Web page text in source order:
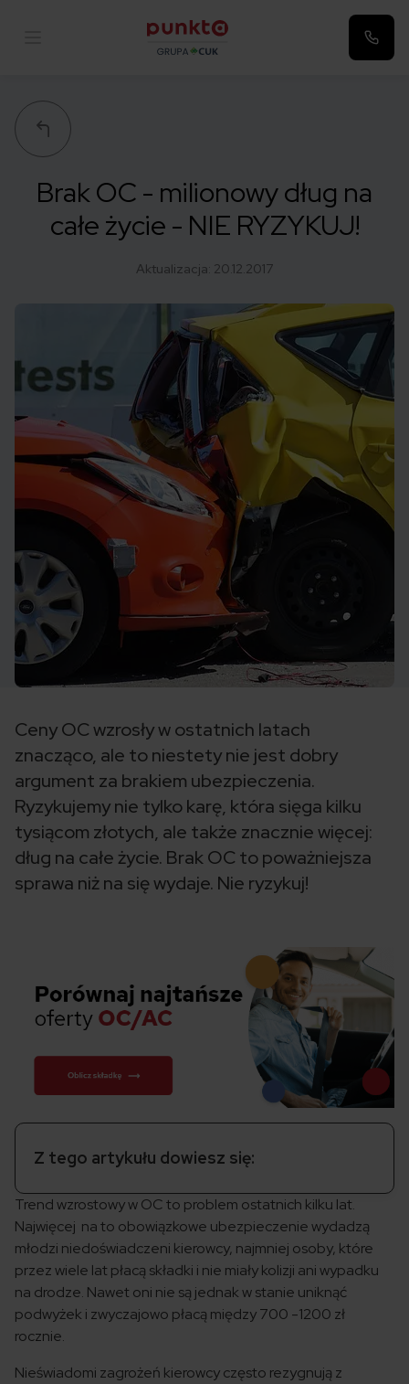
Brak OC - milionowy dług na
całe życie - NIE RYZYKUJ!
Aktualizacja: 20.12.2017
Ceny OC wzrosły w ostatnich latach
znacząco, ale to niestety nie jest dobry
argument za brakiem ubezpieczenia.
Ryzykujemy nie tylko karę, która sięga kilku
tysiącom złotych, ale także znacznie więcej:
dług na całe życie. Brak OC to poważniejsza
sprawa niż na się wydaje. Nie ryzykuj!
Z tego artykułu dowiesz się:
Trend wzrostowy w OC to problem ostatnich kilku lat.
Najwięcej na to obowiązkowe ubezpieczenie wydadzą
młodzi niedoświadczeni kierowcy, najmniej osoby, które
przez wiele lat płacą składki i nie miały kolizji ani wypadku
na drodze. Nawet oni nie są jednak w stanie uniknąć
podwyżek i zwyczajowo płacą między 700 -1200 zł
rocznie.
Nieświadomi zagrożeń kierowcy często rezygnują z